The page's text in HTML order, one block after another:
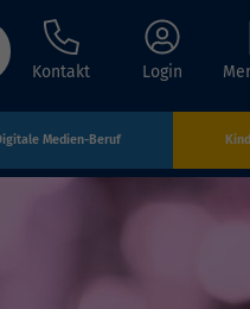
Kontakt Login
Medien-Beruf